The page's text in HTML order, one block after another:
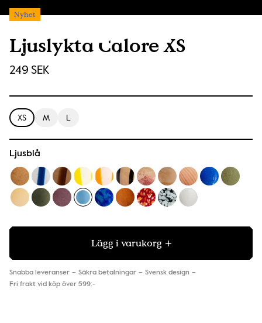
Ljuslykta Calore XS
Nyhet
249 SEK
XS M L
Ljusblå
Lägg i varukorg
Snabba leveranser Säkra betalningar
Svensk design
Fri frakt vid köp över 599:-